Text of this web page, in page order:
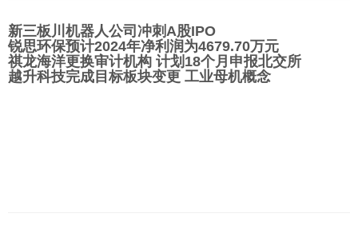
新三板川机器人公司冲刺A股IPO
锐思环保预计2024年净利润为4679.70万元
祺龙海洋更换审计机构 计划18个月申报北交所
越升科技完成目标板块变更 工业母机概念